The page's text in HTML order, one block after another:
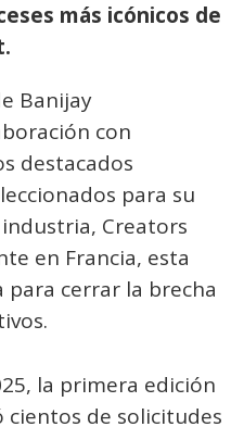
más icónicos de
Banijay
con
destacados
para su
Creators
en Francia, esta
para cerrar la brecha
la primera edición
cientos de solicitudes